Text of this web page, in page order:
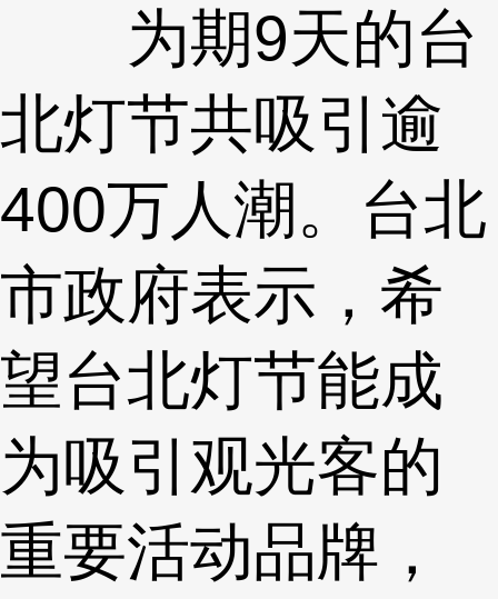
为期9天的台
北灯节共吸引逾
400万人潮。台北
市政府表示，希
望台北灯节能成
为吸引观光客的
重要活动品牌，